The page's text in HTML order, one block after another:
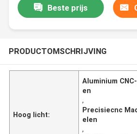
Beste prijs
PRODUCTOMSCHRIJVING
Hoog licht:
Aluminium
en
,
Precisiecnc
elen
,